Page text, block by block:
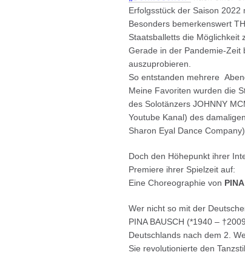
Erfolgsstück der Saison 2022
Besonders bemerkenswert
Staatsballetts die Möglichkeit
Gerade in der Pandemie-Zeit
auszuprobieren.
So entstanden mehrere
Meine Favoriten wurden die
des Solotänzers JOHNNY
Youtube Kanal) des
Sharon Eyal Dance Company)
Doch den Höhepunkt ihrer
Premiere ihrer Spielzeit auf:
Eine Choreographie von
Wer nicht so mit der
PINA BAUSCH (*1940 –
Deutschlands nach dem 2.
Sie revolutionierte den